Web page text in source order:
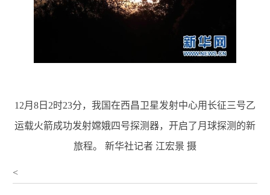
12月8日2时23分，我国在西昌卫星发射中心用长征三号乙
运载火箭成功发射嫦娥四号探测器，开启了月球探测的新
旅程。 新华社记者 江宏景 摄
<